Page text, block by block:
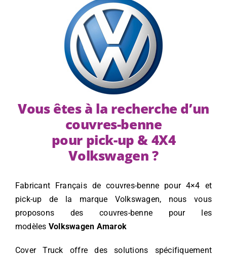
Vous êtes à la recherche d’un
couvres-benne
pour pick-up & 4X4
Volkswagen ?
Fabricant Français de couvres-benne pour 4×4 et
pick-up de la marque Volkswagen, nous vous
proposons des couvres-benne pour les
modèles Volkswagen Amarok
Cover Truck offre des solutions spécifiquement